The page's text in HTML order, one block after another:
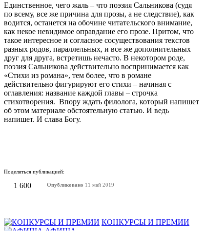
Единственное, чего жаль – что поэзия Сальникова (судя
по всему, все же причина для прозы, а не следствие), как
водится, останется на обочине читательского внимание,
как некое невидимое оправдание его прозе. Притом, что
такое интересное и согласное сосуществования текстов
разных родов, параллельных, и все же дополнительных
друг для друга, встретишь нечасто. В некотором роде,
поэзия Сальникова действительно воспринимается как
«Стихи из романа», тем более, что в романе
действительно фигурируют его стихи – начиная с
оглавления: название каждой главы – строчка
стихотворения. Впору ждать филолога, который напишет
об этом материале обстоятельную статью. И ведь
напишет. И слава Богу.
Поделиться публикацией:
1 600 Опубликовано 11 май 2019
КОНКУРСЫ И ПРЕМИИ
АФИША